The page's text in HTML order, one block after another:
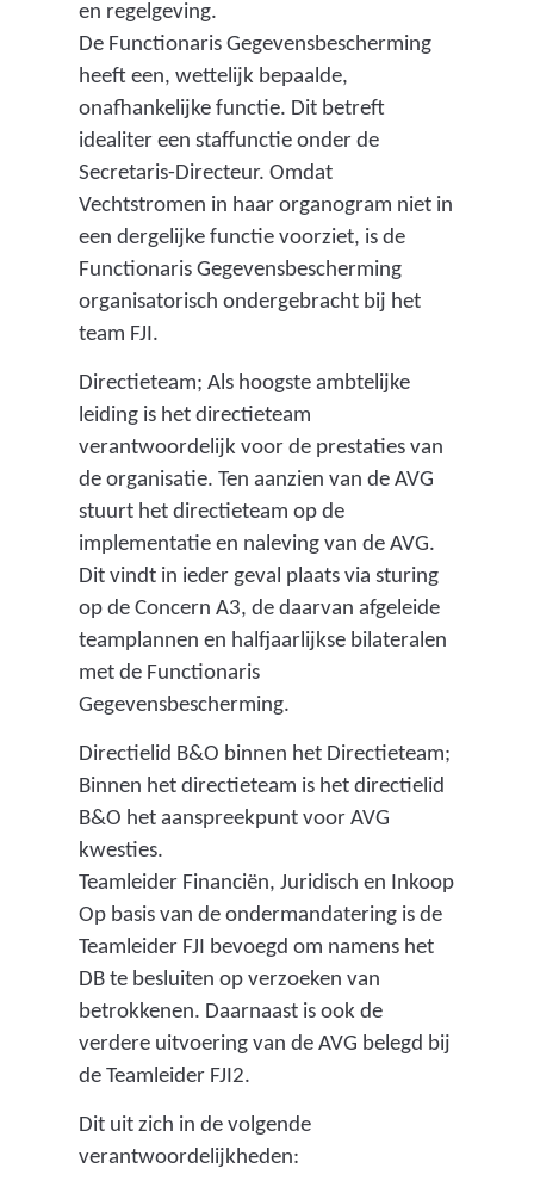
en regelgeving.
De Functionaris Gegevensbescherming
heeft een, wettelijk bepaalde,
onafhankelijke functie. Dit betreft
idealiter een staffunctie onder de
Secretaris-Directeur. Omdat
Vechtstromen in haar organogram niet in
een dergelijke functie voorziet, is de
Functionaris Gegevensbescherming
organisatorisch ondergebracht bij het
team FJI.
Directieteam; Als hoogste ambtelijke
leiding is het directieteam
verantwoordelijk voor de prestaties van
de organisatie. Ten aanzien van de AVG
stuurt het directieteam op de
implementatie en naleving van de AVG.
Dit vindt in ieder geval plaats via sturing
op de Concern A3, de daarvan afgeleide
teamplannen en halfjaarlijkse bilateralen
met de Functionaris
Gegevensbescherming.
Directielid B&O binnen het Directieteam;
Binnen het directieteam is het directielid
B&O het aanspreekpunt voor AVG
kwesties.
Teamleider Financiën, Juridisch en Inkoop
Op basis van de ondermandatering is de
Teamleider FJI bevoegd om namens het
DB te besluiten op verzoeken van
betrokkenen. Daarnaast is ook de
verdere uitvoering van de AVG belegd bij
de Teamleider FJI2.
Dit uit zich in de volgende
verantwoordelijkheden: